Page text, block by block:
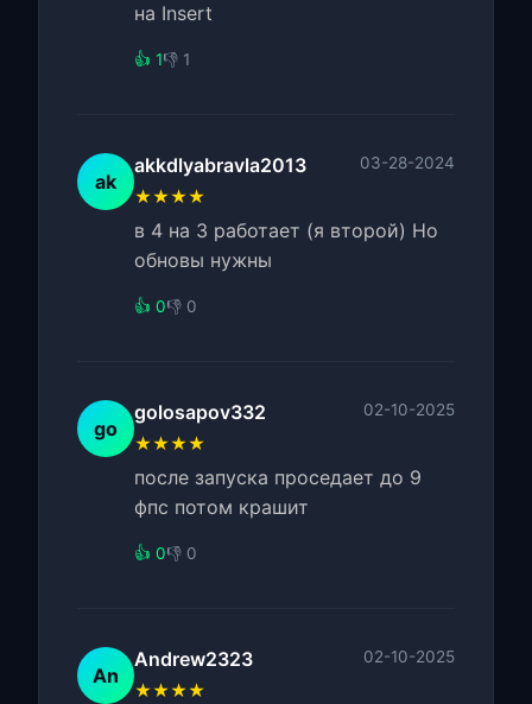
на Insert
👍 1👎 1
ak
akkdlyabravla2013 03-28-2024
★★★★
в 4 на 3 работает (я второй) Но
обновы нужны
👍 0👎 0
go
golosapov332 02-10-2025
★★★★
после запуска проседает до 9
фпс потом крашит
👍 0👎 0
An
Andrew2323 02-10-2025
★★★★